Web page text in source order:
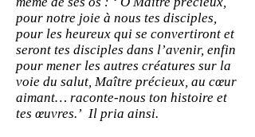
pour notre joie à nous tes disciples,
pour les heureux qui se convertiront et
seront tes disciples dans l’avenir, enfin
pour mener les autres créatures sur la
voie du salut, Maître précieux, au cœur
aimant… raconte-nous ton histoire et
tes œuvres.’ Il pria ainsi.